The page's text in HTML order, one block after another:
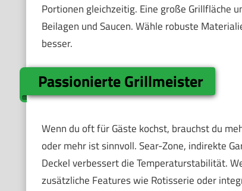
Portionen gleichzeitig. Eine große Grillfläche
Beilagen und Saucen. Wähle robuste
besser.
Passionierte Grillmeister
Wenn du oft für Gäste kochst, brauchst du
oder mehr ist sinnvoll. Sear-Zone, indirekte
Deckel verbessert die Temperaturstabilität.
zusätzliche Features wie Rotisserie oder